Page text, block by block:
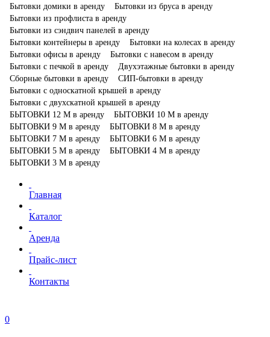
Бытовки домики в аренду
Бытовки из бруса в аренду
Бытовки из профлиста в аренду
Бытовки из сэндвич панелей в аренду
Бытовки контейнеры в аренду
Бытовки на колесах в аренду
Бытовки офисы в аренду
Бытовки с навесом в аренду
Бытовки с печкой в аренду
Двухэтажные бытовки в аренду
Сборные бытовки в аренду
СИП-бытовки в аренду
Бытовки с односкатной крышей в аренду
Бытовки с двухскатной крышей в аренду
БЫТОВКИ 12 М в аренду
БЫТОВКИ 10 М в аренду
БЫТОВКИ 9 М в аренду
БЫТОВКИ 8 М в аренду
БЫТОВКИ 7 М в аренду
БЫТОВКИ 6 М в аренду
БЫТОВКИ 5 М в аренду
БЫТОВКИ 4 М в аренду
БЫТОВКИ 3 М в аренду
Главная
Каталог
Аренда
Прайс-лист
Контакты
0